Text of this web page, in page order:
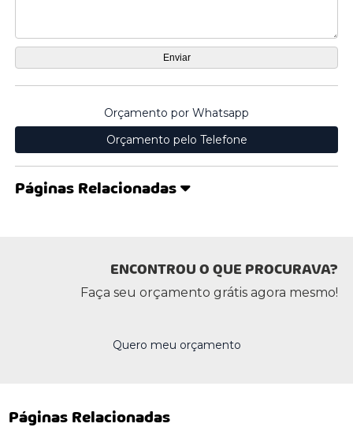
Orçamento por Whatsapp
Orçamento pelo Telefone
Páginas Relacionadas
ENCONTROU O QUE PROCURAVA?
Faça seu orçamento grátis agora mesmo!
Quero meu orçamento
Páginas Relacionadas